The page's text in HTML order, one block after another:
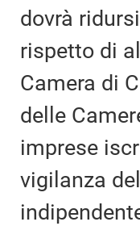
dovrà
rispetto di
Camera di
delle
imprese
vigilanza